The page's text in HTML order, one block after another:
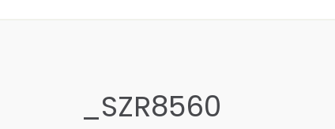
_SZR8560